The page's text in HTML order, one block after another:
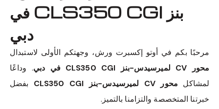
بنز CLS350 CGI في
دبي
مرحبًا بكم في أوتو إكسبرت ورش، وجهتكم الأولى لاستبدال
محور CV لميرسيدس-بنز CLS350 CGI في دبي
. وداعًا
لمشاكل محور CV لميرسيدس-بنز CLS350 CGI
بفضل
خبرتنا المتخصصة والتزامنا بالتميز.